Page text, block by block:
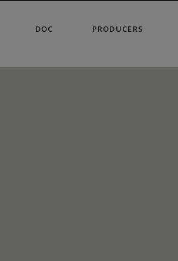
DOC PRODUCERS
modal-check